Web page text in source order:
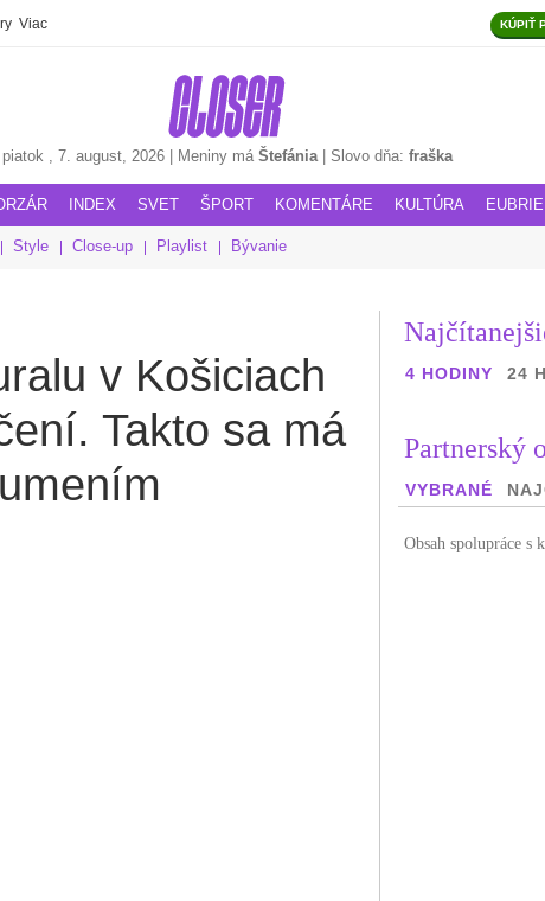
Viac KÚPIŤ
piatok , 7. august, 2026 Meniny má Štefánia| Slovo dňa: fraška
INDEX SVET ŠPORT KOMENTÁRE KULTÚRA
Style Close-up Playlist Bývanie
v Košiciach
Takto sa má
4 HODINY 24
Partnerský
VYBRANÉ
Obsah spolupráce s